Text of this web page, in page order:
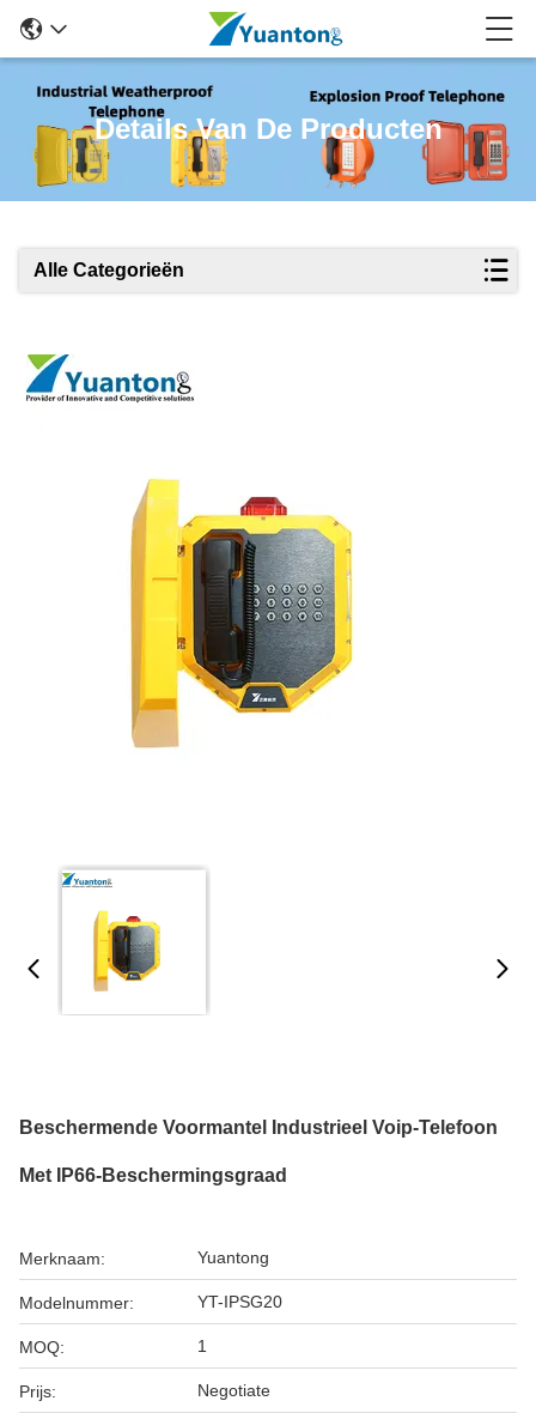
Details Van De Producten
Alle Categorieën
Beschermende Voormantel Industrieel Voip-Telefoon
Met IP66-Beschermingsgraad
Merknaam: Yuantong
Modelnummer: YT-IPSG20
MOQ: 1
Prijs: Negotiate